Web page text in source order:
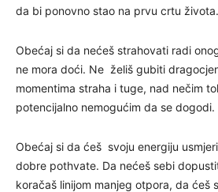
da bi ponovno stao na prvu crtu života.
Obećaj si da nećeš strahovati radi
ne mora doći. Ne želiš gubiti
momentima straha i tuge, nad nečim
potencijalno nemogućim da se dogodi.
Obećaj si da ćeš svoju energiju
dobre pothvate. Da nećeš sebi
koračaš linijom manjeg otpora, da ćeš